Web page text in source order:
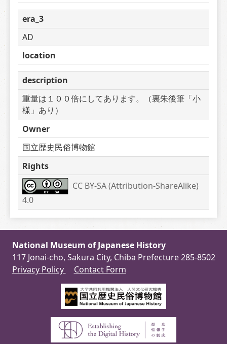
era_3
AD
location
description
重量は１００倍にしてあります。（裏朱後筆「小
様」あり）
Owner
国立歴史民俗博物館
Rights
CC BY-SA (Attribution-ShareAlike)
4.0
National Museum of Japanese History
117 Jonai-cho, Sakura City, Chiba Prefecture 285-8502
Privacy Policy
Contact Form